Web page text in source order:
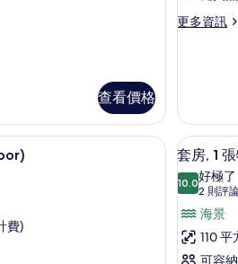
情
查看價格
張
人
床
(Low
Floor)
的
所
有
更多資訊
更
1
張
特
大
雙
人
床
(Low
Floor)
空間
你吧、客房內保險箱、書桌、筆電工作空間
費)
顯
示
套
房,
1
張
7
套房, 1
10.010.0 分，
好極了
2 則評
(2
則
評
論)
海景
110 平
可容